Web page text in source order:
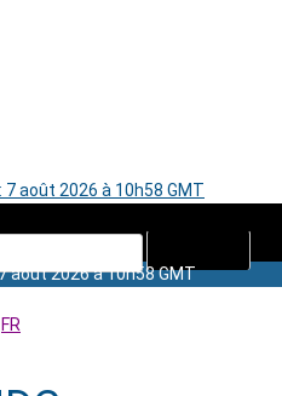
7 août 2026 à 10h58 GMT
août 2026 à 10h58 GMT
FR